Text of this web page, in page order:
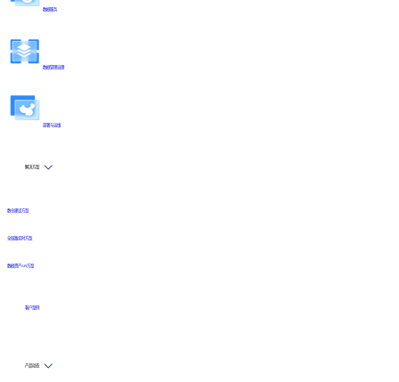
数据服务
数据管理治理
部署与运维
解决方案
数仓建设方案
全链路实时方案
数据资产API方案
客户案例
产品动态